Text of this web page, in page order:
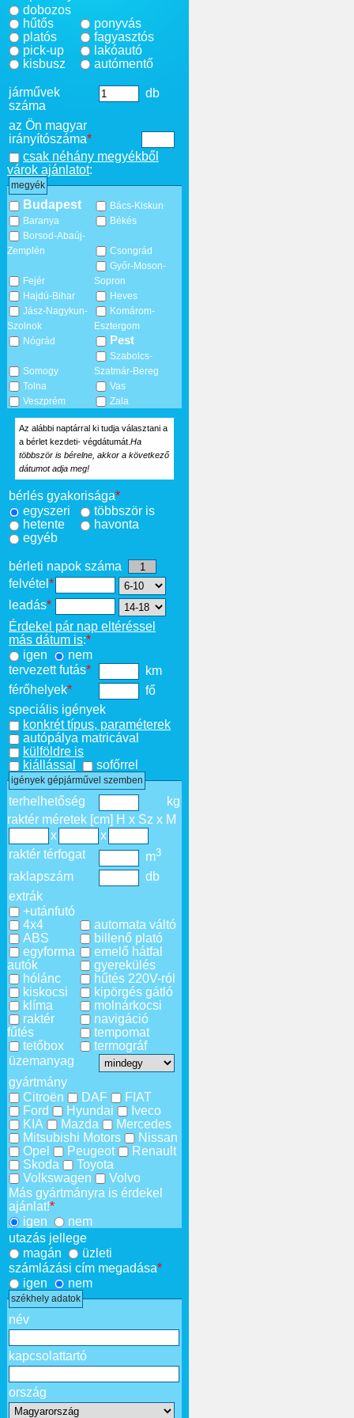
dobozos
hűtős
platós
pick-up
kisbusz
ponyvás
fagyasztós
lakóautó
autómentő
járművek
száma
db
az Ön magyar
irányítószáma*
csak néhány megyékből
várok ajánlatot:
megyék
Budapest
Bács-Kiskun
Baranya
Békés
Borsod-Abaúj-
Zemplén
Csongrád
Fejér
Győr-Moson-
Sopron
Hajdú-Bihar
Heves
Jász-Nagykun-
Szolnok
Komárom-
Esztergom
Nógrád
Pest
Somogy
Szabolcs-
Szatmár-Bereg
Tolna
Vas
Veszprém
Zala
Az alábbi naptárral ki tudja választani a
a bérlet kezdeti- végdátumát. Ha
többször is bérelne, akkor a következő
dátumot adja meg!
bérlés gyakorisága*
egyszeri
többször is
hetente
havonta
egyéb
bérleti napok száma
felvétel *
leadás*
Érdekel pár nap eltéréssel
más dátum is:*
igen
nem
tervezett futás*
km
férőhelyek*
fő
speciális igények
konkrét típus, paraméterek
autópálya matricával
külföldre is
kiállással
sofőrrel
igények gépjárművel szemben
terhelhetőség
kg
raktér méretek [cm] H x Sz x M
x
x
raktér térfogat
m3
raklapszám
db
extrák
+utánfutó
4x4
ABS
egyforma
autók
hólánc
kiskocsi
klíma
raktér
fűtés
tetőbox
automata váltó
billenő plató
emelő hátfal
gyerekülés
hűtés 220V-ról
kipörgés gátló
molnárkocsi
navigáció
tempomat
termográf
üzemanyag
gyártmány
Citroën
DAF
FIAT
Ford
Hyundai
Iveco
KIA
Mazda
Mercedes
Mitsubishi Motors
Nissan
Opel
Peugeot
Renault
Skoda
Toyota
Volkswagen
Volvo
Más gyártmányra is érdekel
ajánlat!*
igen
nem
utazás jellege
magán
üzleti
számlázási cím megadása*
igen
nem
székhely adatok
név
kapcsolattartó
ország